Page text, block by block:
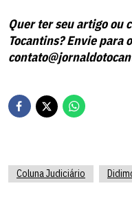
Quer ter seu artigo ou
Tocantins? Envie para
Coluna Judiciário